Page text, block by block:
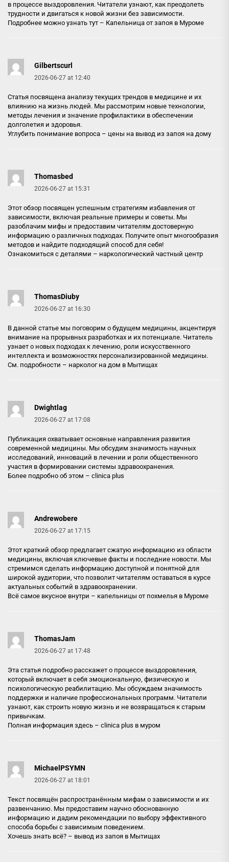
в процессе выздоровления. Читатели узнают, как преодолеть
трудности и двигаться к новой жизни без зависимости.
Подробнее можно узнать тут – Капельница от запоя в Муроме
Gilbertscurl
2026-06-27 at 12:40
Статья посвящена анализу текущих трендов в медицине и их
влиянию на жизнь людей. Мы рассмотрим новые технологии,
методы лечения и значение профилактики в обеспечении
долголетия и здоровья.
Углубить понимание вопроса – цены на вывод из запоя на дому
Thomasbed
2026-06-27 at 15:31
Этот обзор посвящен успешным стратегиям избавления от
зависимости, включая реальные примеры и советы. Мы
разоблачим мифы и предоставим читателям достоверную
информацию о различных подходах. Получите опыт многообразия
методов и найдите подходящий способ для себя!
Ознакомиться с деталями – наркологический частный центр
ThomasDiuby
2026-06-27 at 16:30
В данной статье мы поговорим о будущем медицины, акцентируя
внимание на прорывных разработках и их потенциале. Читатель
узнает о новых подходах к лечению, роли искусственного
интеллекта и возможностях персонализированной медицины.
См. подробности – нарколог на дом в Мытищах
Dwightlag
2026-06-27 at 17:08
Публикация охватывает основные направления развития
современной медицины. Мы обсудим значимость научных
исследований, инноваций в лечении и роли общественного
участия в формировании системы здравоохранения.
Более подробно об этом – clinica plus
Andrewobere
2026-06-27 at 17:15
Этот краткий обзор предлагает сжатую информацию из области
медицины, включая ключевые факты и последние новости. Мы
стремимся сделать информацию доступной и понятной для
широкой аудитории, что позволит читателям оставаться в курсе
актуальных событий в здравоохранении.
Всё самое вкусное внутри – капельницы от похмелья в Муроме
ThomasJam
2026-06-27 at 17:48
Эта статья подробно расскажет о процессе выздоровления,
который включает в себя эмоциональную, физическую и
психологическую реабилитацию. Мы обсуждаем значимость
поддержки и наличие профессиональных программ. Читатели
узнают, как строить новую жизнь и не возвращаться к старым
привычкам.
Полная информация здесь – clinica plus в муром
MichaelPSYMN
2026-06-27 at 18:01
Текст посвящён распространённым мифам о зависимости и их
развенчанию. Мы предоставим научно обоснованную
информацию и дадим рекомендации по выбору эффективного
способа борьбы с зависимым поведением.
Хочешь знать всё? – вывод из запоя в Мытищах